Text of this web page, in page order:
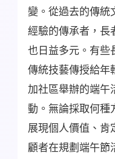
變。從過去的傳統
經驗的傳承者，長
也日益多元。有些
傳統技藝傳授給年
加社區舉辦的端午
動。無論採取何種
展現個人價值、肯
顧者在規劃端午節